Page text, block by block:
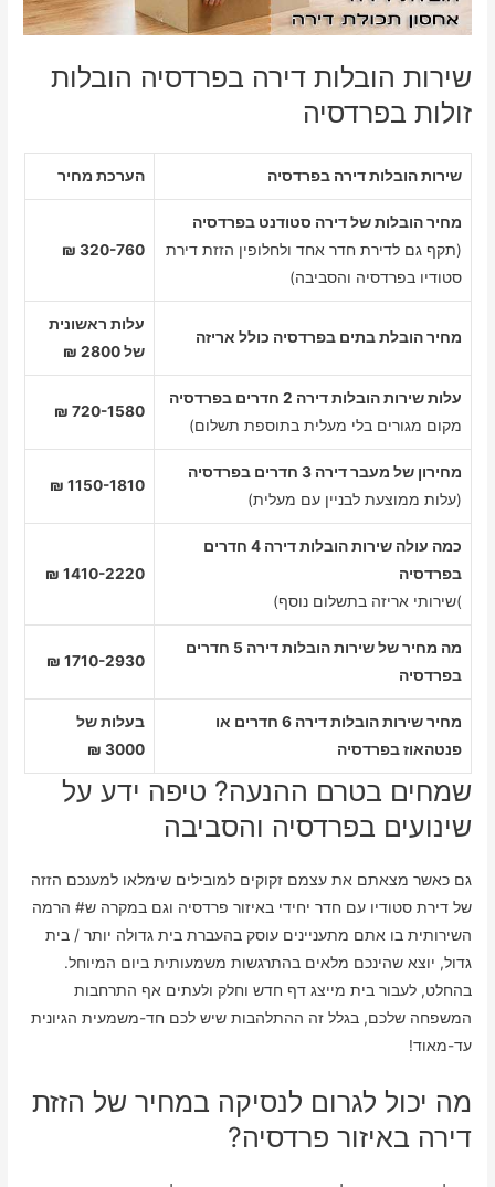
שירות הובלות דירה בפרדסיה הובלות
זולות בפרדסיה
שירות הובלות דירה בפרדסיה הערכת מחיר
מחיר הובלות של דירה סטודנט בפרדסיה
(תקף גם לדירת חדר אחד ולחלופין הזזת דירת
סטודיו בפרדסיה והסביבה)
320-760 ₪
מחיר הובלת בתים בפרדסיה כולל אריזה
עלות ראשונית
של 2800 ₪
עלות שירות הובלות דירה 2 חדרים בפרדסיה
מקום מגורים בלי מעלית בתוספת תשלום)
720-1580 ₪
מחירון של מעבר דירה 3 חדרים בפרדסיה
(עלות ממוצעת לבניין עם מעלית)
1150-1810 ₪
כמה עולה שירות הובלות דירה 4 חדרים
בפרדסיה
)שירותי אריזה בתשלום נוסף)
1410-2220 ₪
מה מחיר של שירות הובלות דירה 5 חדרים
בפרדסיה
1710-2930 ₪
מחיר שירות הובלות דירה 6 חדרים או
פנטהאוז בפרדסיה
בעלות של
3000 ₪
שמחים בטרם ההנעה? טיפה ידע על
שינועים בפרדסיה והסביבה
גם כאשר מצאתם את עצמם זקוקים למובילים שימלאו למענכם הזזה
של דירת סטודיו עם חדר יחידי באיזור פרדסיה וגם במקרה ש# הרמה
השירותית בו אתם מתעניינים עוסק בהעברת בית גדולה יותר / בית
גדול, יוצא שהינכם מלאים בהתרגשות משמעותית ביום המיוחל.
בהחלט, לעבור בית מייצג דף חדש וחלק ולעתים אף התרחבות
המשפחה שלכם, בגלל זה ההתלהבות שיש לכם חד-משמעית הגיונית
עד-מאוד!
מה יכול לגרום לנסיקה במחיר של הזזת
דירה באיזור פרדסיה?